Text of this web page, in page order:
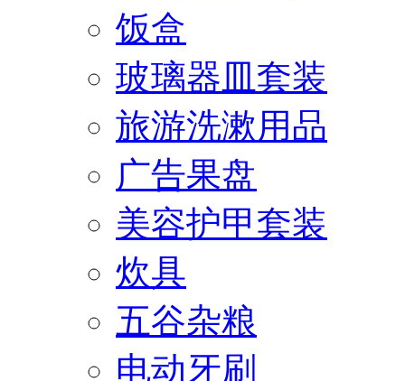
饭盒
玻璃器皿套装
旅游洗漱用品
广告果盘
美容护甲套装
炊具
五谷杂粮
电动牙刷